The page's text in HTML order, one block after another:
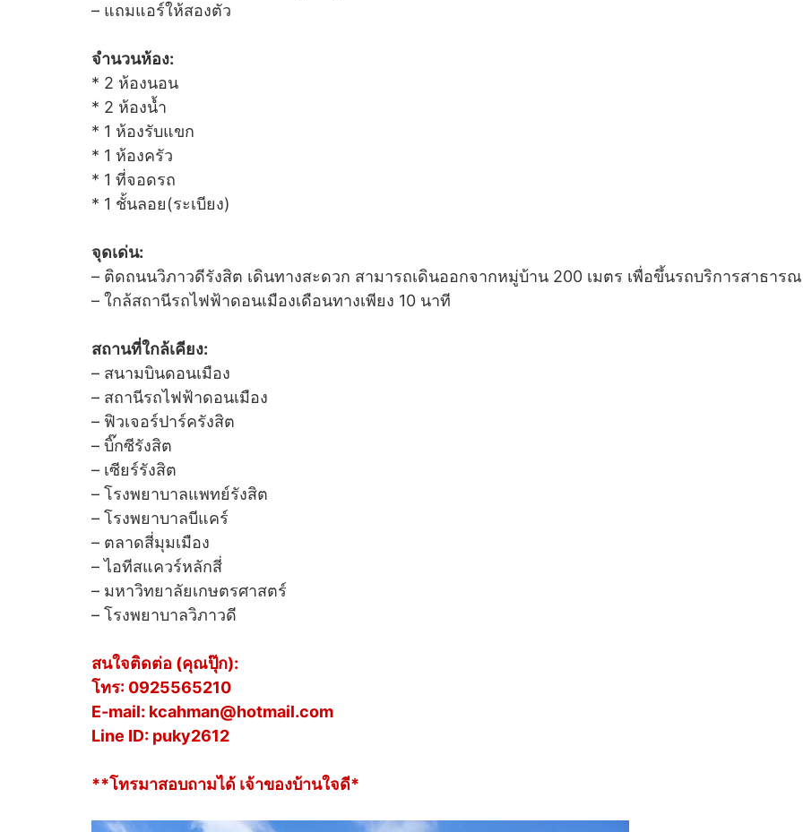
– แถมแอร์ให้สองตัว
จำนวนห้อง:
* 2 ห้องนอน
* 2 ห้องน้ำ
* 1 ห้องรับแขก
* 1 ห้องครัว
* 1 ที่จอดรถ
* 1 ชั้นลอย(ระเบียง)
จุดเด่น:
– ติดถนนวิภาวดีรังสิต เดินทางสะดวก สามารถเดินออกจากหมู่บ้าน 200 เมตร เพื่อขึ้นรถบริการสาธาร
– ใกล้สถานีรถไฟฟ้าดอนเมืองเดือนทางเพียง 10 นาที
สถานที่ใกล้เคียง:
– สนามบินดอนเมือง
– สถานีรถไฟฟ้าดอนเมือง
– ฟิวเจอร์ปาร์ครังสิต
– บิ๊กซีรังสิต
– เซียร์รังสิต
– โรงพยาบาลแพทย์รังสิต
– โรงพยาบาลบีแคร์
– ตลาดสี่มุมเมือง
– ไอทีสแควร์หลักสี่
– มหาวิทยาลัยเกษตรศาสตร์
– โรงพยาบาลวิภาวดี
สนใจติดต่อ (คุณปุ๊ก):
โทร: 0925565210
E-mail: kcahman@hotmail.com
Line ID: puky2612
**โทรมาสอบถามได้ เจ้าของบ้านใจดี*